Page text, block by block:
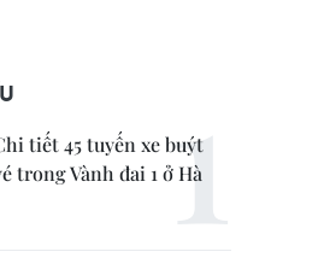
tiết 45 tuyến xe buýt
trong Vành đai 1 ở Hà